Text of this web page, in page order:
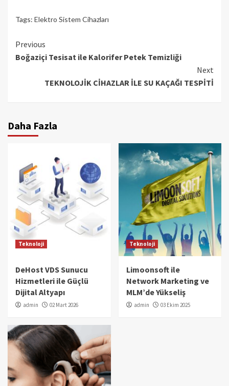
Tags: Elektro Sistem Cihazları
Continue
Reading
Previous
Boğaziçi Tesisat ile Kalorifer Petek Temizliği
Next
TEKNOLOJİK CİHAZLAR İLE SU KAÇAĞI TESPİTİ
Daha Fazla
Teknoloji
DeHost VDS Sunucu
Hizmetleri ile Güçlü
Dijital Altyapı
admin 02 Mart 2026
Teknoloji
Limoonsoft ile
Network Marketing ve
MLM’de Yükseliş
admin 03 Ekim 2025